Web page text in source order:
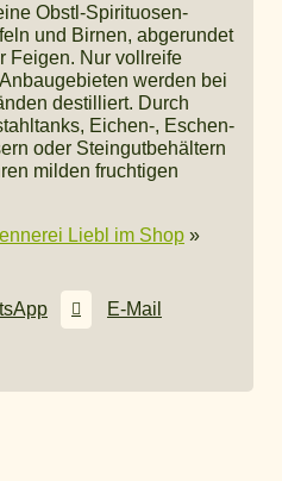
Obstl-Spirituosen-
und Birnen, abgerundet
Feigen. Nur vollreife
werden bei
destilliert. Durch
Eichen-, Eschen-
oder Steingutbehältern
milden fruchtigen
Liebl im Shop »
E-Mail